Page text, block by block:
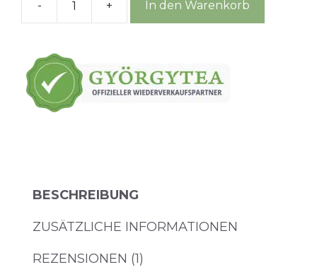
-
Weißdornblätter
-
100
g
+ In den Warenkorb
BESCHREIBUNG
ZUSÄTZLICHE INFORMATIONEN
REZENSIONEN (1)